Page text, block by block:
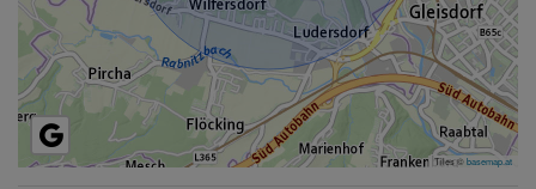
Tiles ©basemap.at